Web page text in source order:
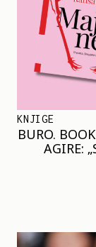
KNJIGE
BURO.
AGIRE: